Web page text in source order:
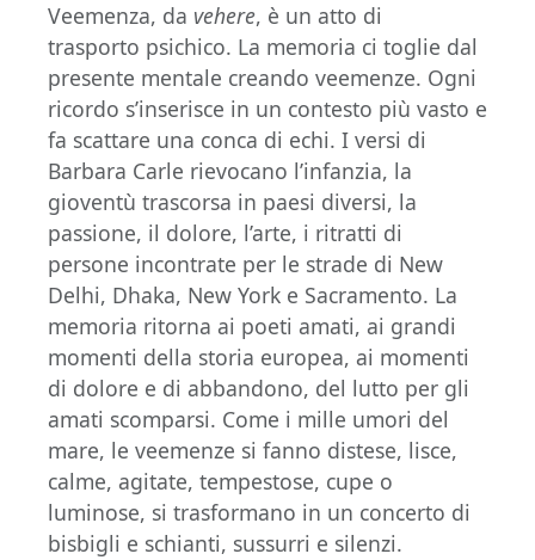
Veemenza, da vehere, è un atto di
trasporto psichico. La memoria ci toglie dal
presente mentale creando veemenze. Ogni
ricordo s’inserisce in un contesto più vasto e
fa scattare una conca di echi. I versi di
Barbara Carle rievocano l’infanzia, la
gioventù trascorsa in paesi diversi, la
passione, il dolore, l’arte, i ritratti di
persone incontrate per le strade di New
Delhi, Dhaka, New York e Sacramento. La
memoria ritorna ai poeti amati, ai grandi
momenti della storia europea, ai momenti
di dolore e di abbandono, del lutto per gli
amati scomparsi. Come i mille umori del
mare, le veemenze si fanno distese, lisce,
calme, agitate, tempestose, cupe o
luminose, si trasformano in un concerto di
bisbigli e schianti, sussurri e silenzi.